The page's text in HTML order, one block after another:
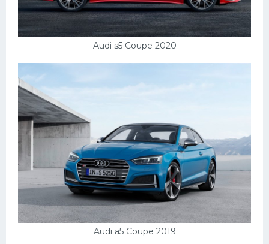
Audi s5 Coupe 2020
Audi a5 Coupe 2019